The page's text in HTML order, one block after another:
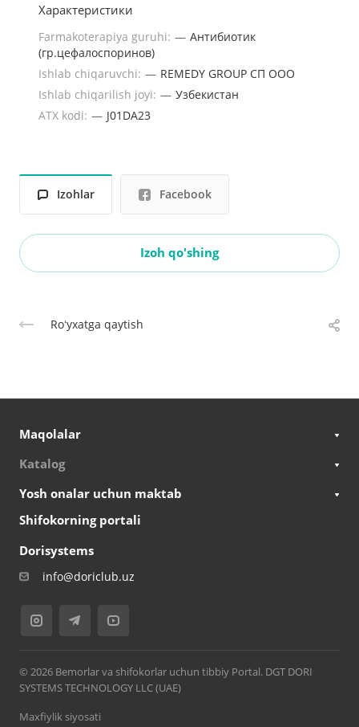
Характеристики
Farmakoterapiya guruhi: — Антибиотик
(гр.цефалоспоринов)
Ishlab chiqaruvchi: — REMEDY GROUP СП ООО
Ishlab chiqarilish joyi: — Узбекистан
ATX kodi: — J01DA23
Izohlar Facebook
Izoh qo'shing
Roʻyxatga qaytish
Maqolalar
Katalog
Yosh onalar uchun maktab
Shifokorning portali
Dorisystems
info@doriclub.uz
© 2026 Bemorlar va shifokorlar uchun tibbiy Portal. DGT DORI
SYSTEMS TECHNOLOGY LLC (UAE)
Maxfiylik siyosati